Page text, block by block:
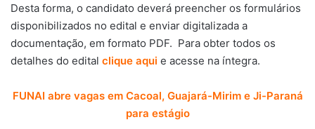
Desta forma, o candidato deverá preencher os formulários
disponibilizados no edital e enviar digitalizada a
documentação, em formato PDF. Para obter todos os
detalhes do edital clique aqui e acesse na íntegra.
FUNAI abre vagas em Cacoal, Guajará-Mirim e Ji-Paraná
para estágio